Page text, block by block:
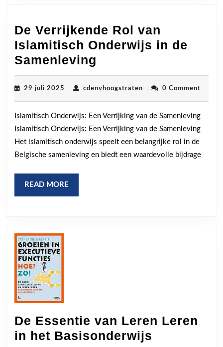
De Verrijkende Rol van
Islamitisch Onderwijs in de
Samenleving
Verrijkende
Rol
van
Islamitisch
Onderwijs
in
29 juli 2025 cdenvhoogstratencdenvhoogstraten
0 Comment
Islamitisch Onderwijs: Een Verrijking van de Samenleving
Islamitisch Onderwijs: Een Verrijking van de Samenleving
Het islamitisch onderwijs speelt een belangrijke rol in de
Belgische samenleving en biedt een waardevolle bijdrage
READ MORE
MORE
De Essentie van Leren Leren
in het Basisonderwijs